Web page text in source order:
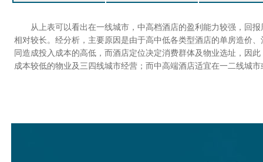
从上表可以看出在一线城市，中高档酒店的盈利能力较强，回
相对较长。经分析，主要原因是由于高中低各类型酒店的单房造价
同造成投入成本的高低，而酒店定位决定消费群体及物业选址，因
成本较低的物业及三四线城市经营；而中高端酒店适宜在一二线城